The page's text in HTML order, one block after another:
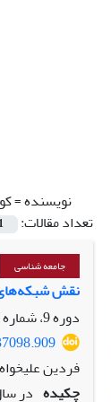
نویسنده =
تعداد مقالات:
1
جامعه شناسی
نقش شبکه‌های
دوره 9، شماره 4، زمستان 1396، صفحه
فردین
چکیده در